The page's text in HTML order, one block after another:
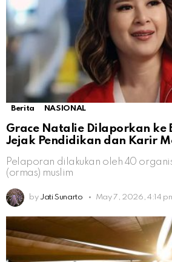
Berita NASIONAL
Grace Natalie Dilaporkan ke
Jejak Pendidikan dan Karir
Pelaporan dilakukan oleh 40
(ormas) muslim
by Jati Sunarto May 7, 2026, 4:14